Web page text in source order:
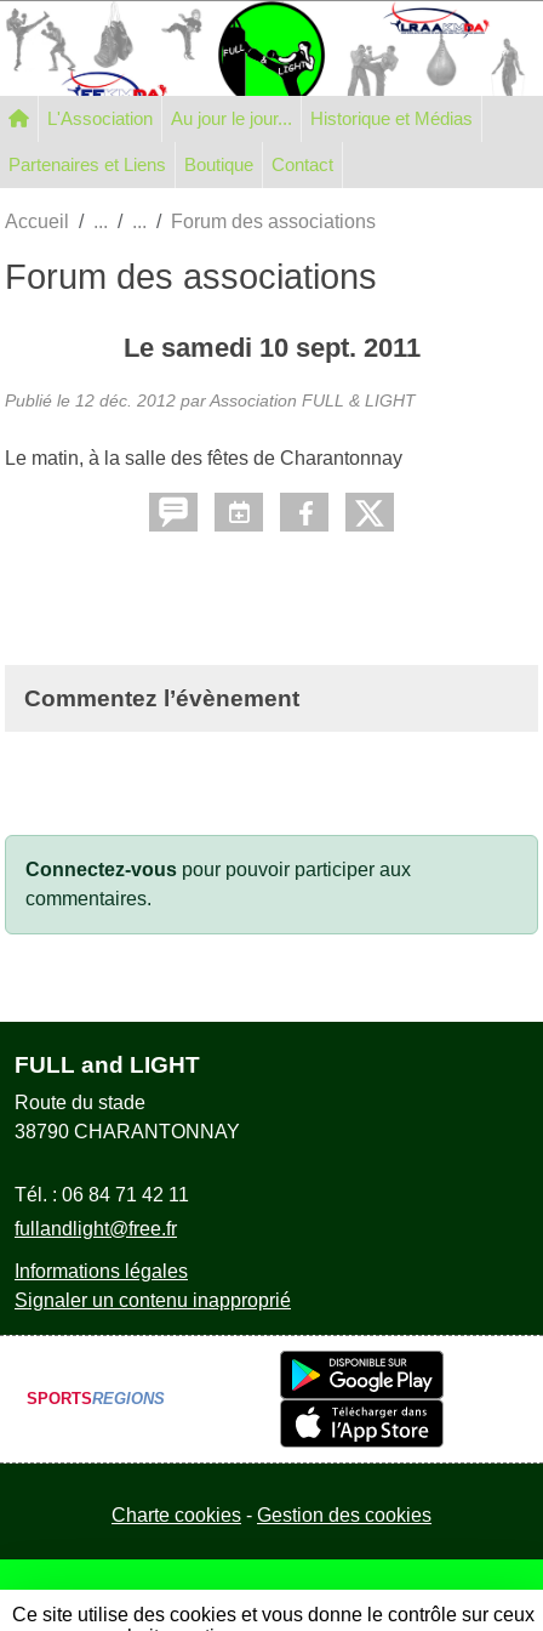
L'Association Au jour le jour... Historique et Médias
Partenaires et Liens Boutique Contact
Accueil Forum des associations
Forum des associations
Le samedi 10 sept. 2011
Publié le 12 déc. 2012 par Association FULL & LIGHT
Le matin, à la salle des fêtes de Charantonnay
Commentez l’évènement
Connectez-vous pour pouvoir participer aux
commentaires.
FULL and LIGHT
Route du stade
38790 CHARANTONNAY
Tél. : 06 84 71 42 11
fullandlight@free.fr
Informations légales
Signaler un contenu inapproprié
SPORTSREGIONS
Charte cookies Gestion des cookies
Panneau de gestion des cookies
Ce site utilise des cookies et vous donne le contrôle sur ceux